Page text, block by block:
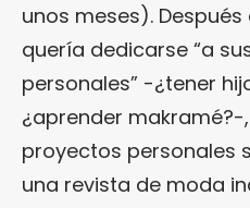
unos meses).
quería dedicarse “a
personales” -¿tener
¿aprender makramé?-
proyectos personales
una revista de moda